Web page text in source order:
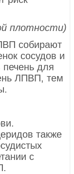
плотности)
собирают
сосудов и
печень для
ЛПВП, тем
также
с